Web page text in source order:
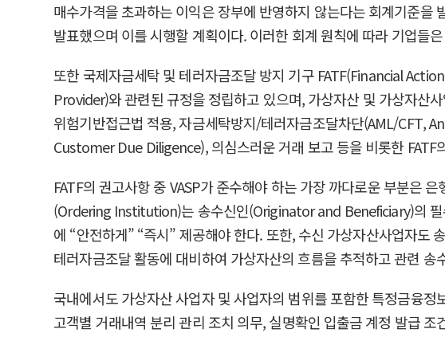
매수가격을 초과하는 이익은 장부에 반영하지 않는다는 회계기준
발표했으며 이를 시행할 계획이다. 이러한 회계 원칙에 따라 기업들
또한 국제자금세탁 및 테러자금조달 방지 기구 FATF(Financial
Provider)와 관련된 규정을 정립하고 있으며, 가상자산 및 가상자
위험기반접근법 적용, 자금세탁방지/테러자금조달차단(AML/
Customer Due Diligence), 의심스러운 거래 보고 등을 비롯한 FATF
FATF의 권고사항 중 VASP가 준수해야 하는 가장 까다로운 부분은
(Ordering Institution)는 송수신인(Originator and Beneficiary)의
에 “안전하게” “즉시” 제공해야 한다. 또한, 수신 가상자산사업자
테러자금조달 활동에 대비하여 가상자산의 흐름을 추적하고 관련 송
국내에서도 가상자산 사업자 및 사업자의 범위를 포함한 특정금융
고객별 거래내역 분리 관리 조치 의무, 실명확인 입출금 계정 발급